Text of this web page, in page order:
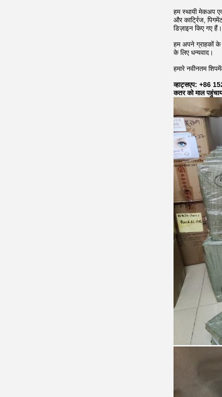
हम स्थायी मेकअप
और कार्ट्रिज,
डिज़ाइन किए गए हैं।
हम अपने ग्राहकों के
के लिए धन्यवाद।
हमारे नवीनतम
व्हाट्सएप: +86
कतर को माल